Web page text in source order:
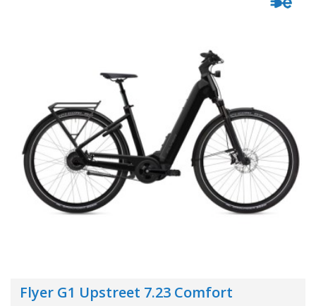
Flyer G1 Upstreet 7.23 Comfort